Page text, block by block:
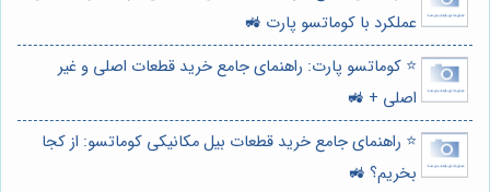
عملکرد با کوماتسو پارت 🚜
⭐️ کوماتسو پارت: راهنمای جامع خرید قطعات اصلی و غیر
اصلی + 🚜
⭐️ راهنمای جامع خرید قطعات بیل مکانیکی کوماتسو: از کجا
بخریم؟ 🚜